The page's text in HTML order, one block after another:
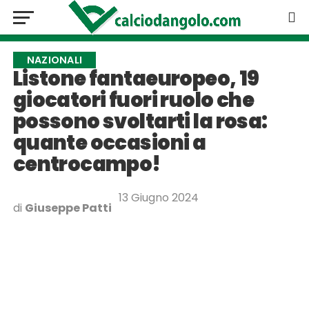
NAZIONALI
Listone fantaeuropeo, 19
giocatori fuori ruolo che
possono svoltarti la rosa:
quante occasioni a
centrocampo!
di Giuseppe Patti
13 Giugno 2024